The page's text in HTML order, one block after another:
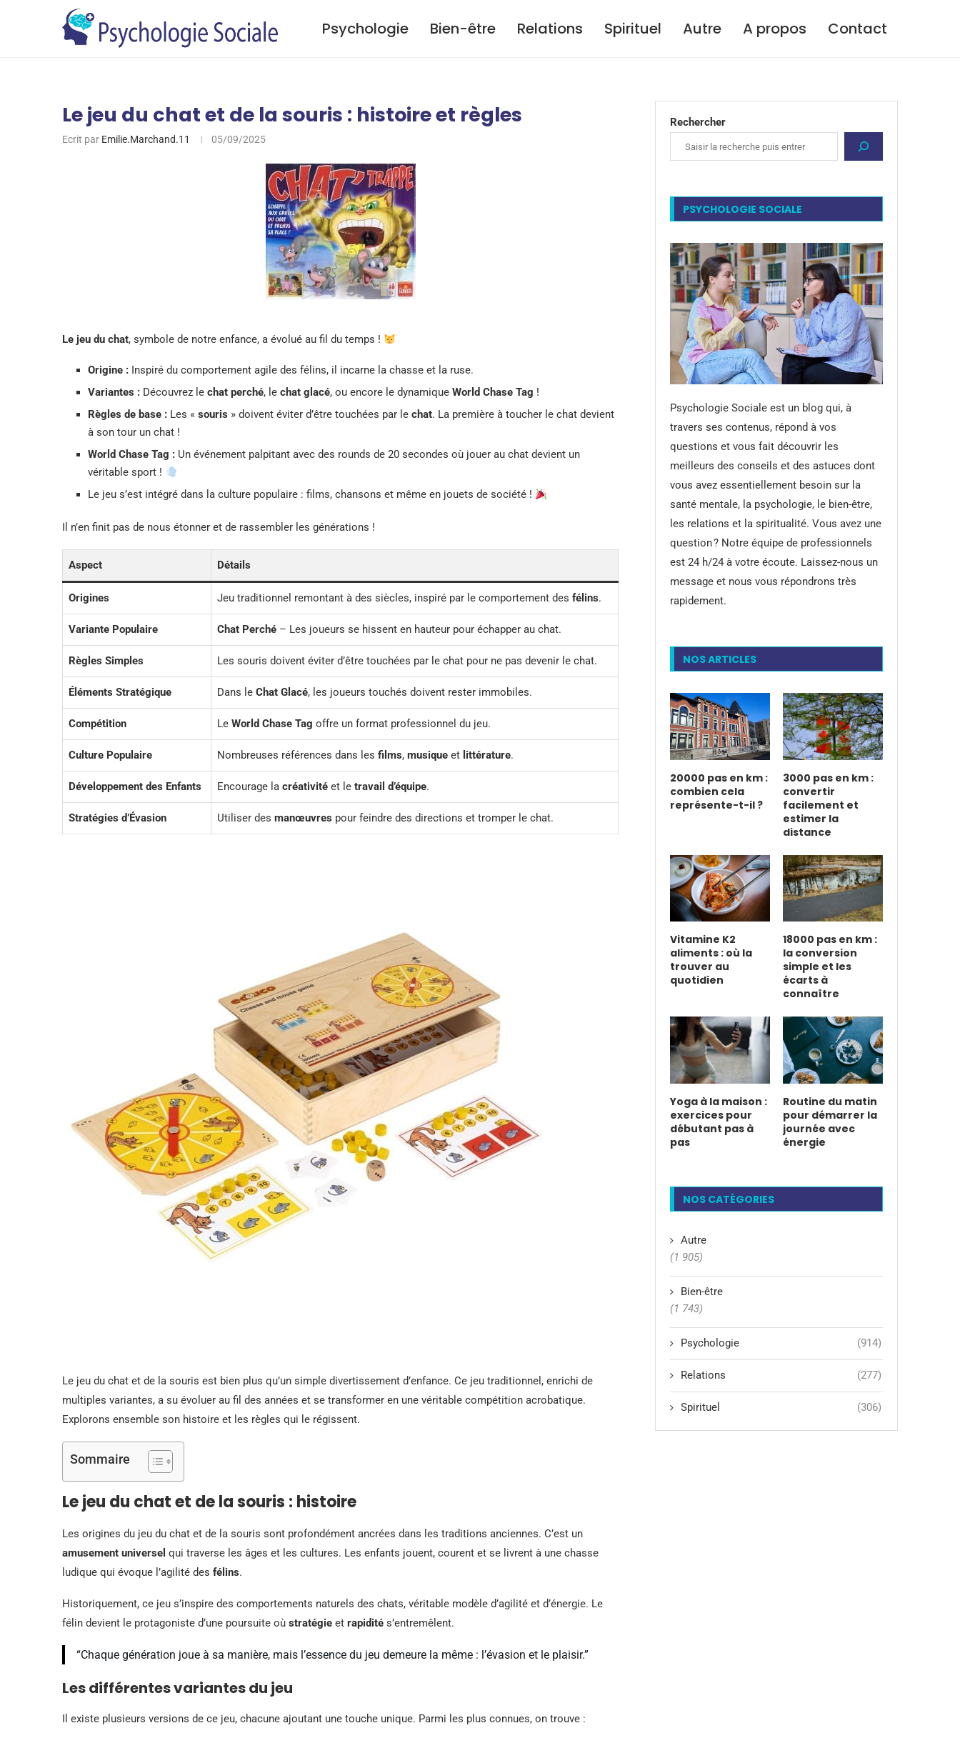
Psychologie Bien-être Relations Spirituel Autre A propos Contact
Le jeu du chat et de la souris : histoire et règles
Ecrit par Emilie.Marchand.11 05/09/2025
Le jeu du chat, symbole de notre enfance, a évolué au fil du temps !
Origine : Inspiré du comportement agile des félins, il incarne la chasse et la ruse.
Variantes : Découvrez le chat perché, le chat glacé, ou encore le dynamique World Chase Tag !
Règles de base : Les « souris » doivent éviter d’être touchées par le chat. La première à toucher le chat devient
à son tour un chat !
World Chase Tag : Un événement palpitant avec des rounds de 20 secondes où jouer au chat devient un
véritable sport !
Le jeu s’est intégré dans la culture populaire : films, chansons et même en jouets de société !
Il n’en finit pas de nous étonner et de rassembler les générations !
Aspect Détails
Origines Jeu traditionnel remontant à des siècles, inspiré par le comportement des félins.
Variante Populaire Chat Perché – Les joueurs se hissent en hauteur pour échapper au chat.
Règles Simples Les souris doivent éviter d’être touchées par le chat pour ne pas devenir le chat.
Éléments Stratégique Dans le Chat Glacé, les joueurs touchés doivent rester immobiles.
Compétition Le World Chase Tag offre un format professionnel du jeu.
Culture Populaire Nombreuses références dans les films, musique et littérature.
Développement des Enfants Encourage la créativité et le travail d’équipe.
Stratégies d’Évasion Utiliser des manœuvres pour feindre des directions et tromper le chat.
Le jeu du chat et de la souris est bien plus qu’un simple divertissement d’enfance. Ce jeu traditionnel, enrichi de
multiples variantes, a su évoluer au fil des années et se transformer en une véritable compétition acrobatique.
Explorons ensemble son histoire et les règles qui le régissent.
Sommaire
Le jeu du chat et de la souris : histoire
Les origines du jeu du chat et de la souris sont profondément ancrées dans les traditions anciennes. C’est un
amusement universel qui traverse les âges et les cultures. Les enfants jouent, courent et se livrent à une chasse
ludique qui évoque l’agilité des félins.
Historiquement, ce jeu s’inspire des comportements naturels des chats, véritable modèle d’agilité et d’énergie. Le
félin devient le protagoniste d’une poursuite où stratégie et rapidité s’entremêlent.
“Chaque génération joue à sa manière, mais l’essence du jeu demeure la même : l’évasion et le plaisir.”
Les différentes variantes du jeu
Il existe plusieurs versions de ce jeu, chacune ajoutant une touche unique. Parmi les plus connues, on trouve :
Rechercher
PSYCHOLOGIE SOCIALE
Psychologie Sociale est un blog qui, à
travers ses contenus, répond à vos
questions et vous fait découvrir les
meilleurs des conseils et des astuces dont
vous avez essentiellement besoin sur la
santé mentale, la psychologie, le bien-être,
les relations et la spiritualité. Vous avez une
question ? Notre équipe de professionnels
est 24 h/24 à votre écoute. Laissez-nous un
message et nous vous répondrons très
rapidement.
NOS ARTICLES
20000 pas en km :
combien cela
représente-t-il ?
3000 pas en km :
convertir
facilement et
estimer la
distance
Vitamine K2
aliments : où la
trouver au
quotidien
18000 pas en km :
la conversion
simple et les
écarts à
connaître
Yoga à la maison :
exercices pour
débutant pas à
pas
Routine du matin
pour démarrer la
journée avec
énergie
NOS CATÉGORIES
Autre
(1 905)
Bien-être
(1 743)
Psychologie (914)
Relations (277)
Spirituel (306)